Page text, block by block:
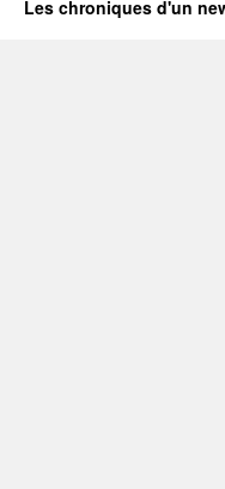
Les chroniques d'un